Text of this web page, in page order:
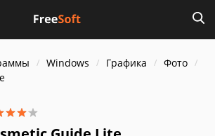
Windows Графика
Фото